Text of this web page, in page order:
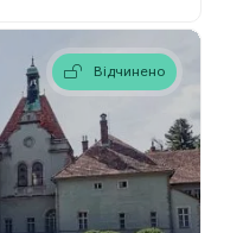
Відчинено